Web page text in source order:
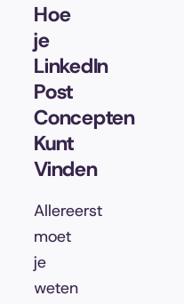
Hoe
je
LinkedIn
Post
Concepten
Kunt
Vinden
Allereerst
moet
je
weten